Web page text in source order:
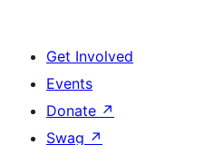
Get Involved
Events
Donate ↗
Swag ↗